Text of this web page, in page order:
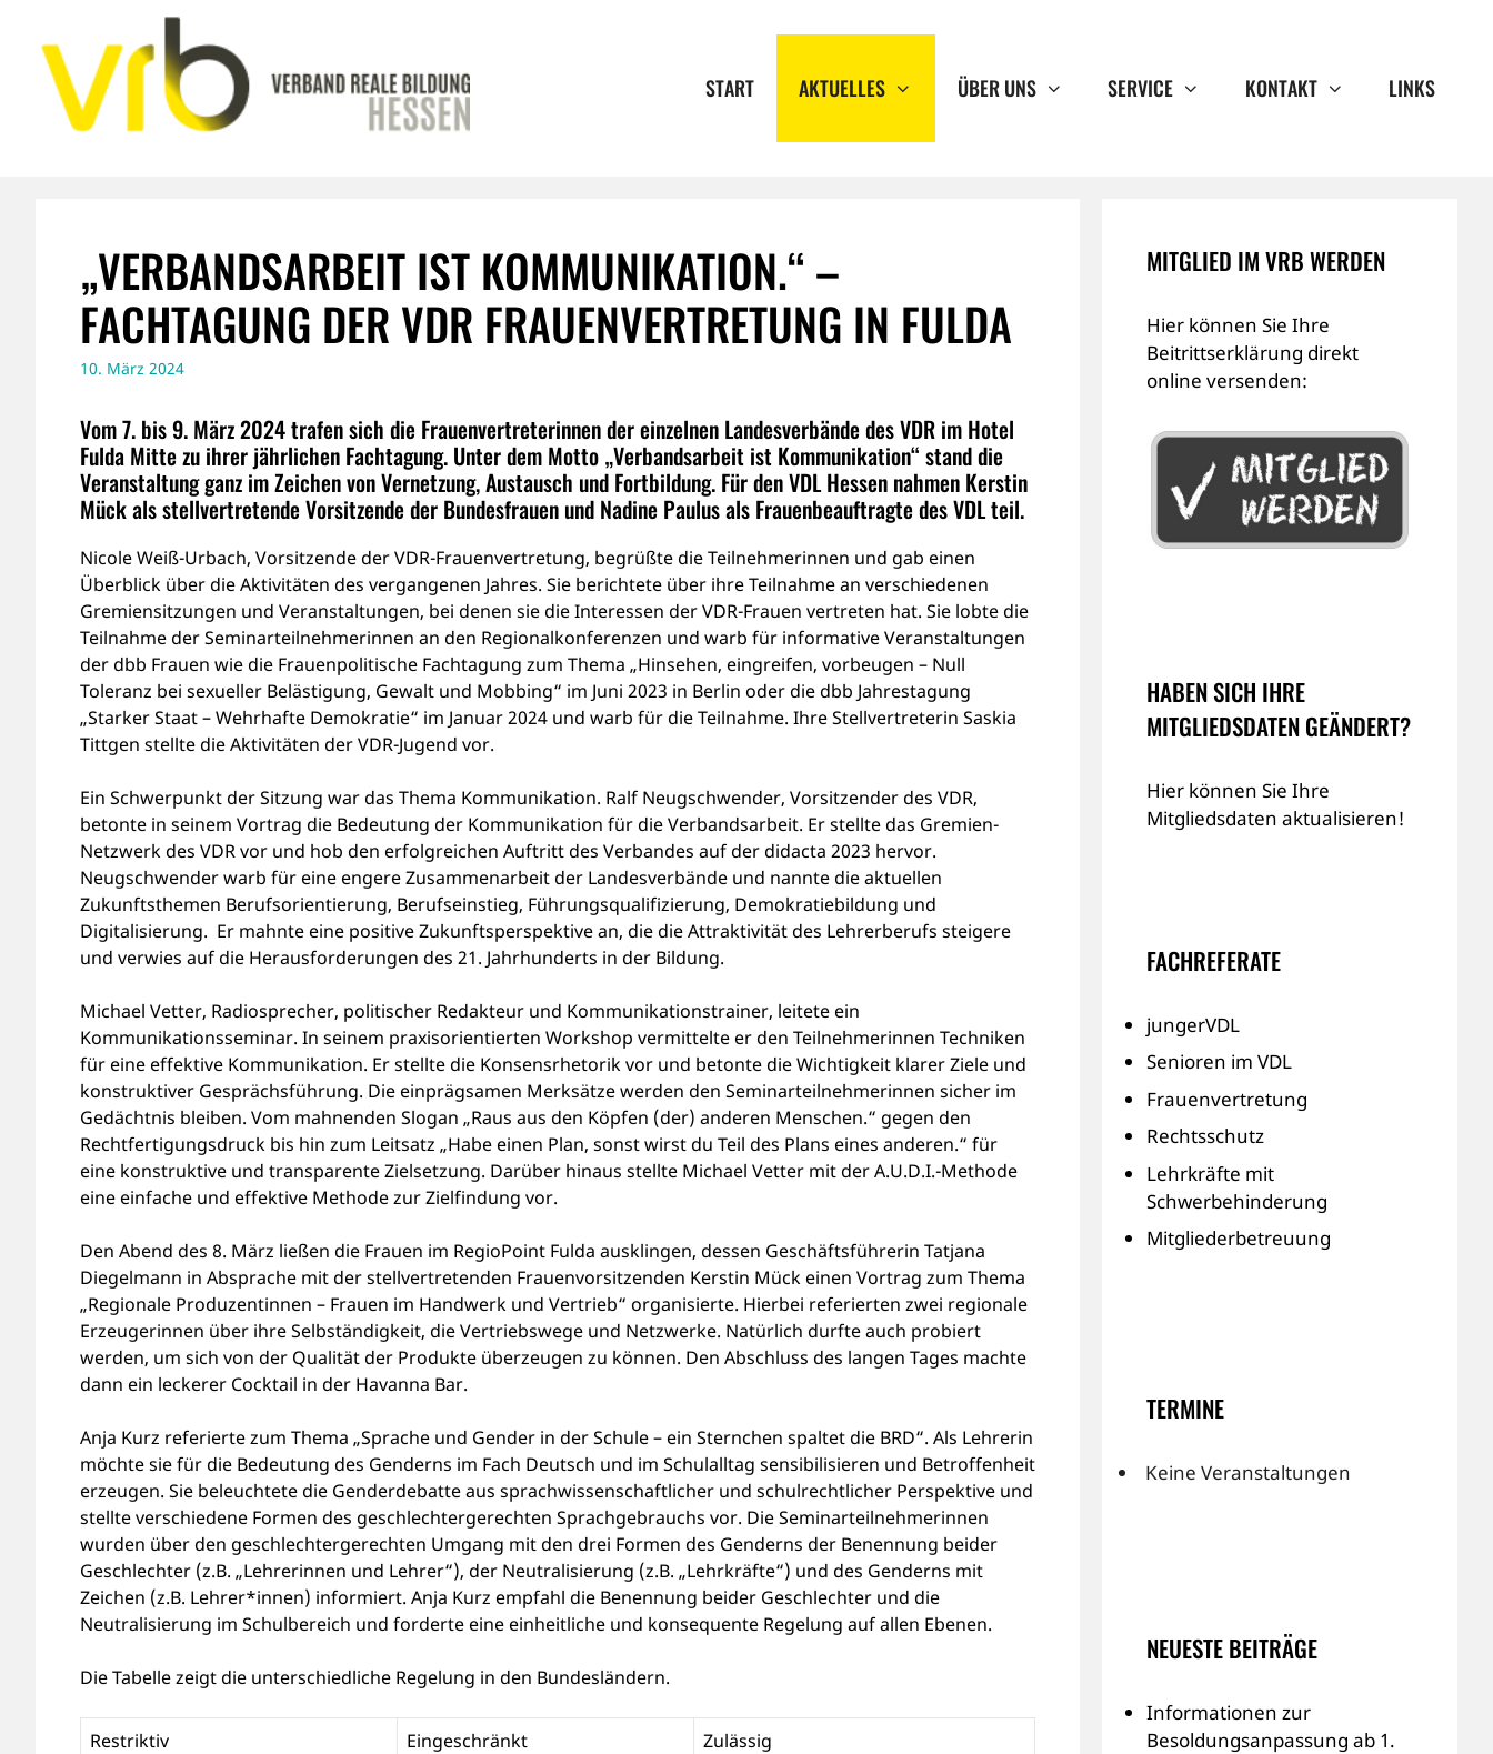
Inhalt
springen
START AKTUELLES ÜBER UNS SERVICE KONTAKT LINKS
„VERBANDSARBEIT IST KOMMUNIKATION.“ –
FACHTAGUNG DER VDR FRAUENVERTRETUNG IN FULDA
10. März 2024
Vom 7. bis 9. März 2024 trafen sich die Frauenvertreterinnen der einzelnen Landesverbände des VDR im Hotel
Fulda Mitte zu ihrer jährlichen Fachtagung. Unter dem Motto „Verbandsarbeit ist Kommunikation“ stand die
Veranstaltung ganz im Zeichen von Vernetzung, Austausch und Fortbildung. Für den VDL Hessen nahmen Kerstin
Mück als stellvertretende Vorsitzende der Bundesfrauen und Nadine Paulus als Frauenbeauftragte des VDL teil.
Nicole Weiß-Urbach, Vorsitzende der VDR-Frauenvertretung, begrüßte die Teilnehmerinnen und gab einen
Überblick über die Aktivitäten des vergangenen Jahres. Sie berichtete über ihre Teilnahme an verschiedenen
Gremiensitzungen und Veranstaltungen, bei denen sie die Interessen der VDR-Frauen vertreten hat. Sie lobte die
Teilnahme der Seminarteilnehmerinnen an den Regionalkonferenzen und warb für informative Veranstaltungen
der dbb Frauen wie die Frauenpolitische Fachtagung zum Thema „Hinsehen, eingreifen, vorbeugen – Null
Toleranz bei sexueller Belästigung, Gewalt und Mobbing“ im Juni 2023 in Berlin oder die dbb Jahrestagung
„Starker Staat – Wehrhafte Demokratie“ im Januar 2024 und warb für die Teilnahme. Ihre Stellvertreterin Saskia
Tittgen stellte die Aktivitäten der VDR-Jugend vor.
Ein Schwerpunkt der Sitzung war das Thema Kommunikation. Ralf Neugschwender, Vorsitzender des VDR,
betonte in seinem Vortrag die Bedeutung der Kommunikation für die Verbandsarbeit. Er stellte das Gremien-
Netzwerk des VDR vor und hob den erfolgreichen Auftritt des Verbandes auf der didacta 2023 hervor.
Neugschwender warb für eine engere Zusammenarbeit der Landesverbände und nannte die aktuellen
Zukunftsthemen Berufsorientierung, Berufseinstieg, Führungsqualifizierung, Demokratiebildung und
Digitalisierung. Er mahnte eine positive Zukunftsperspektive an, die die Attraktivität des Lehrerberufs steigere
und verwies auf die Herausforderungen des 21. Jahrhunderts in der Bildung.
Michael Vetter, Radiosprecher, politischer Redakteur und Kommunikationstrainer, leitete ein
Kommunikationsseminar. In seinem praxisorientierten Workshop vermittelte er den Teilnehmerinnen Techniken
für eine effektive Kommunikation. Er stellte die Konsensrhetorik vor und betonte die Wichtigkeit klarer Ziele und
konstruktiver Gesprächsführung. Die einprägsamen Merksätze werden den Seminarteilnehmerinnen sicher im
Gedächtnis bleiben. Vom mahnenden Slogan „Raus aus den Köpfen (der) anderen Menschen.“ gegen den
Rechtfertigungsdruck bis hin zum Leitsatz „Habe einen Plan, sonst wirst du Teil des Plans eines anderen.“ für
eine konstruktive und transparente Zielsetzung. Darüber hinaus stellte Michael Vetter mit der A.U.D.I.-Methode
eine einfache und effektive Methode zur Zielfindung vor.
Den Abend des 8. März ließen die Frauen im RegioPoint Fulda ausklingen, dessen Geschäftsführerin Tatjana
Diegelmann in Absprache mit der stellvertretenden Frauenvorsitzenden Kerstin Mück einen Vortrag zum Thema
„Regionale Produzentinnen – Frauen im Handwerk und Vertrieb“ organisierte. Hierbei referierten zwei regionale
Erzeugerinnen über ihre Selbständigkeit, die Vertriebswege und Netzwerke. Natürlich durfte auch probiert
werden, um sich von der Qualität der Produkte überzeugen zu können. Den Abschluss des langen Tages machte
dann ein leckerer Cocktail in der Havanna Bar.
Anja Kurz referierte zum Thema „Sprache und Gender in der Schule – ein Sternchen spaltet die BRD“. Als Lehrerin
möchte sie für die Bedeutung des Genderns im Fach Deutsch und im Schulalltag sensibilisieren und Betroffenheit
erzeugen. Sie beleuchtete die Genderdebatte aus sprachwissenschaftlicher und schulrechtlicher Perspektive und
stellte verschiedene Formen des geschlechtergerechten Sprachgebrauchs vor. Die Seminarteilnehmerinnen
wurden über den geschlechtergerechten Umgang mit den drei Formen des Genderns der Benennung beider
Geschlechter (z.B. „Lehrerinnen und Lehrer“), der Neutralisierung (z.B. „Lehrkräfte“) und des Genderns mit
Zeichen (z.B. Lehrer*innen) informiert. Anja Kurz empfahl die Benennung beider Geschlechter und die
Neutralisierung im Schulbereich und forderte eine einheitliche und konsequente Regelung auf allen Ebenen.
Die Tabelle zeigt die unterschiedliche Regelung in den Bundesländern.
Restriktiv Eingeschränkt
Zulässig
MITGLIED IM VRB WERDEN
Hier können Sie Ihre
Beitrittserklärung direkt
online versenden:
HABEN SICH IHRE
MITGLIEDSDATEN GEÄNDERT?
Hier können Sie Ihre
Mitgliedsdaten aktualisieren!
FACHREFERATE
jungerVDL
Senioren im VDL
Frauenvertretung
Rechtsschutz
Lehrkräfte mit
Schwerbehinderung
Mitgliederbetreuung
TERMINE
Keine Veranstaltungen
NEUESTE BEITRÄGE
Informationen zur
Besoldungsanpassung ab 1.